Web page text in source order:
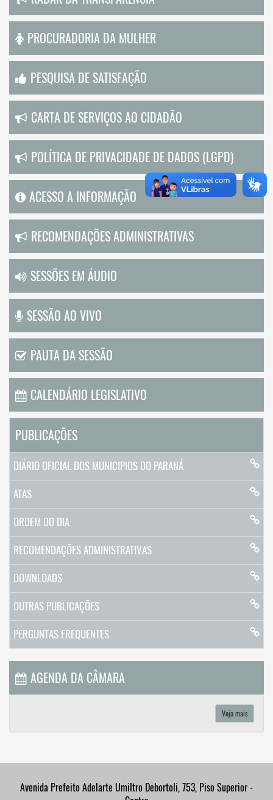
PROCURADORIA DA MULHER
PESQUISA DE SATISFAÇÃO
CARTA DE SERVIÇOS AO CIDADÃO
POLÍTICA DE PRIVACIDADE DE DADOS (LGPD)
ACESSO A INFORMAÇÃO
RECOMENDAÇÕES ADMINISTRATIVAS
SESSÕES EM ÁUDIO
SESSÃO AO VIVO
PAUTA DA SESSÃO
CALENDÁRIO LEGISLATIVO
PUBLICAÇÕES
DIÁRIO OFICIAL DOS MUNICIPIOS DO PARANÁ
ATAS
ORDEM DO DIA
RECOMENDAÇÕES ADMINISTRATIVAS
DOWNLOADS
OUTRAS PUBLICAÇÕES
PERGUNTAS FREQUENTES
AGENDA DA CÂMARA
Veja mais
Avenida Prefeito Adelarte Umiltro Debortoli, 753, Piso Superior -